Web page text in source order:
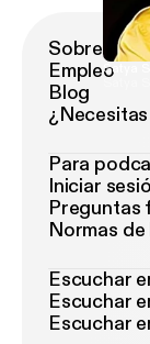
Satya
Sobre
Empleo
Blog
Para
Iniciar
Preguntas
Normas
Escuchar
Escuchar
Escuchar